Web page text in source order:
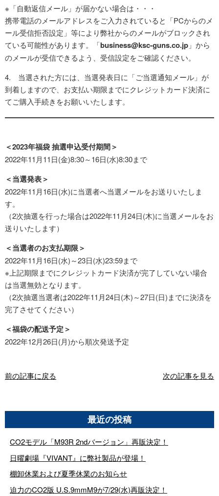
※「自動返信メール」が届かない場合は・・・
携帯電話のメールアドレスをご入力されていると「PCからのメ
ール受信拒否設定」等により弊社からのメールがブロックされ
ている可能性があります。「business@ksc-guns.co.jp 」から
のメールが受信できるよう、受信設定をご確認ください。
4. 当選された方には、当選発表日に「ご当選通知メール」が
到着しますので、お支払い期限までにクレジットカード決済に
てご購入手続きをお願いいたします。
＜2023年福袋 抽選申込受付期間＞
2022年11月11日(金)8:30～16日(水)8:30まで
＜当選発表＞
2022年11月16日(水)に当選者へ当選メールをお送りいたしま
す。
（2次抽選を行った場合は2022年11月24日(木)に当選メールをお
送りいたします）
＜当選者のお支払期限＞
2022年11月16日(水)～23日(水)23:59まで
※上記期限までにクレジットカード決済が完了していない場合
は当選無効となります。
（2次抽選当選者は2022年11月24日(木)～27日(日)までに決済を
完了させてください）
＜福袋の配送予定＞
2022年12月26日(月)から順次発送予定
次の記事を見る
前の記事に戻る
最近の投稿
CO2モデル「M93R 2ndバージョン」再販決定！
日曜劇場『VIVANT』に弊社製品が登場！
棚卸休業および夏季休業のお知らせ
迫力のCO2版 U.S.9mmM9が7/29(水)再販決定！